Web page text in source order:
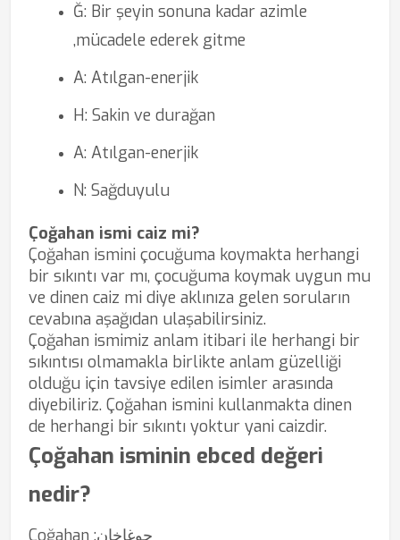
Ğ: Bir şeyin sonuna kadar azimle
,mücadele ederek gitme
A: Atılgan-enerjik
H: Sakin ve durağan
A: Atılgan-enerjik
N: Sağduyulu
Çoğahan ismi caiz mi?
Çoğahan ismini çocuğuma koymakta herhangi
bir sıkıntı var mı, çocuğuma koymak uygun mu
ve dinen caiz mi diye aklınıza gelen soruların
cevabına aşağıdan ulaşabilirsiniz.
Çoğahan ismimiz anlam itibari ile herhangi bir
sıkıntısı olmamakla birlikte anlam güzelliği
olduğu için tavsiye edilen isimler arasında
diyebiliriz. Çoğahan ismini kullanmakta dinen
de herhangi bir sıkıntı yoktur yani caizdir.
Çoğahan isminin ebced değeri
nedir?
Çoğahan :چوغاخان